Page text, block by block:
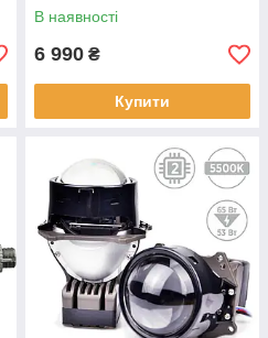
В наявності
6 990 ₴
Купити